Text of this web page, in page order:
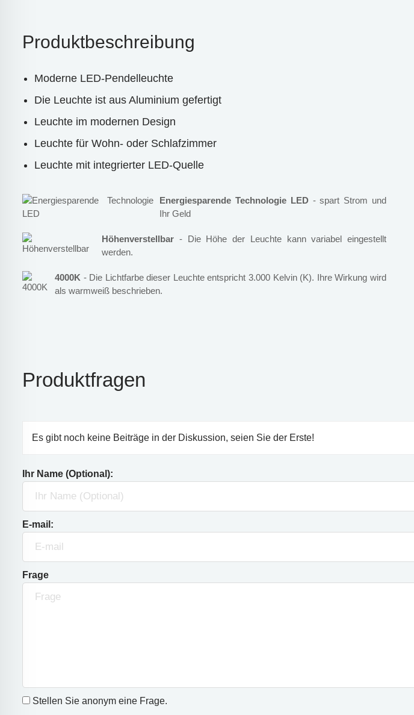
Produktbeschreibung
Moderne LED-Pendelleuchte
Die Leuchte ist aus Aluminium gefertigt
Leuchte im modernen Design
Leuchte für Wohn- oder Schlafzimmer
Leuchte mit integrierter LED-Quelle
Energiesparende Technologie LED- spart Strom und
Ihr Geld
Höhenverstellbar - Die Höhe der Leuchte kann variabel eingestellt
werden.
4000K - Die Lichtfarbe dieser Leuchte entspricht 3.000 Kelvin (K). Ihre Wirkung wird
als warmweiß beschrieben.
Produktfragen
Es gibt noch keine Beiträge in der Diskussion, seien Sie der Erste!
Ihr Name (Optional):
E-mail:
Frage
Stellen Sie anonym eine Frage.